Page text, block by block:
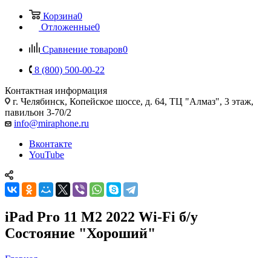
Корзина0
Отложенные0
Сравнение товаров0
8 (800) 500-00-22
Контактная информация
г. Челябинск, Копейское шоссе, д. 64, ТЦ "Алмаз", 3 этаж,
павильон 3-70/2
info@miraphone.ru
Вконтакте
YouTube
iPad Pro 11 M2 2022 Wi-Fi б/у
Состояние "Хороший"